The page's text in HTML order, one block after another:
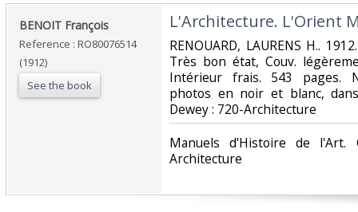
‎BENOIT François‎
Reference : RO80076514
(1912)
See the book
‎L'Architecture. L'Orient
‎RENOUARD, LAURENS H..
Très bon état, Couv.
Intérieur frais. 543 pages.
photos en noir et blanc,
Dewey : 720-Architecture‎
‎Manuels d'Histoire de l'Art.
Architecture‎